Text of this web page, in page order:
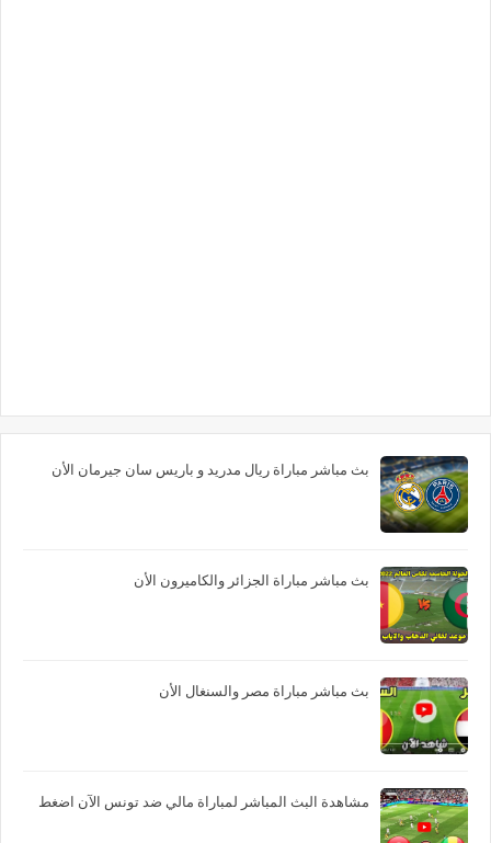
بث مباشر مباراة ريال مدريد و باريس سان جيرمان الأن
بث مباشر مباراة الجزائر والكاميرون الأن
بث مباشر مباراة مصر والسنغال الأن
مشاهدة البث المباشر لمباراة مالي ضد تونس الآن اضغط